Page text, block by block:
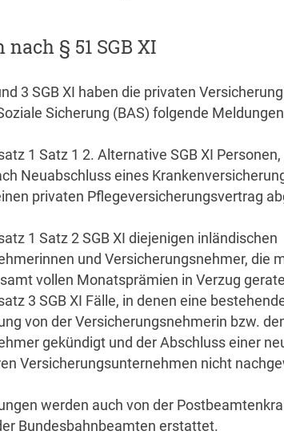
§ 51 SGB XI
3 SGB XI haben die privaten
Sicherung (BAS) folgende
1 Satz 1 2. Alternative SGB XI
Neuabschluss eines
privaten Pflegeversicherungsvertrag
1 Satz 2 SGB XI diejenigen inländischen
und Versicherungsnehmer, die
vollen Monatsprämien in Verzug
3 SGB XI Fälle, in denen eine
von der Versicherungsnehmerin bzw.
gekündigt und der Abschluss einer
Versicherungsunternehmen nicht
werden auch von der
Bundesbahnbeamten erstattet.